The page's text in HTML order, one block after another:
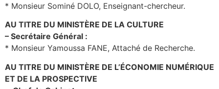
* Monsieur Sominé DOLO, Enseignant-chercheur.
AU TITRE DU MINISTÈRE DE LA CULTURE
– Secrétaire Général :
* Monsieur Yamoussa FANE, Attaché de Recherche.
AU TITRE DU MINISTÈRE DE L’ÉCONOMIE NUMÉRIQUE
ET DE LA PROSPECTIVE